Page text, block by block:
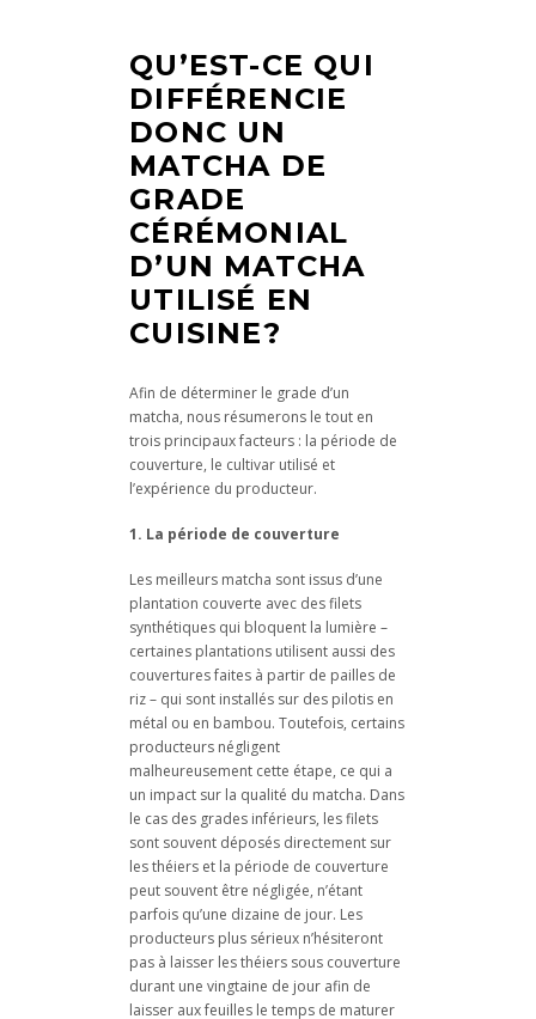
QU’EST-CE QUI
DIFFÉRENCIE
DONC UN
MATCHA DE
GRADE
CÉRÉMONIAL
D’UN MATCHA
UTILISÉ EN
CUISINE?
Afin de déterminer le grade d’un
matcha, nous résumerons le tout en
trois principaux facteurs : la période de
couverture, le cultivar utilisé et
l’expérience du producteur.
1. La période de couverture
Les meilleurs matcha sont issus d’une
plantation couverte avec des filets
synthétiques qui bloquent la lumière –
certaines plantations utilisent aussi des
couvertures faites à partir de pailles de
riz – qui sont installés sur des pilotis en
métal ou en bambou. Toutefois, certains
producteurs négligent
malheureusement cette étape, ce qui a
un impact sur la qualité du matcha. Dans
le cas des grades inférieurs, les filets
sont souvent déposés directement sur
les théiers et la période de couverture
peut souvent être négligée, n’étant
parfois qu’une dizaine de jour. Les
producteurs plus sérieux n’hésiteront
pas à laisser les théiers sous couverture
durant une vingtaine de jour afin de
laisser aux feuilles le temps de maturer